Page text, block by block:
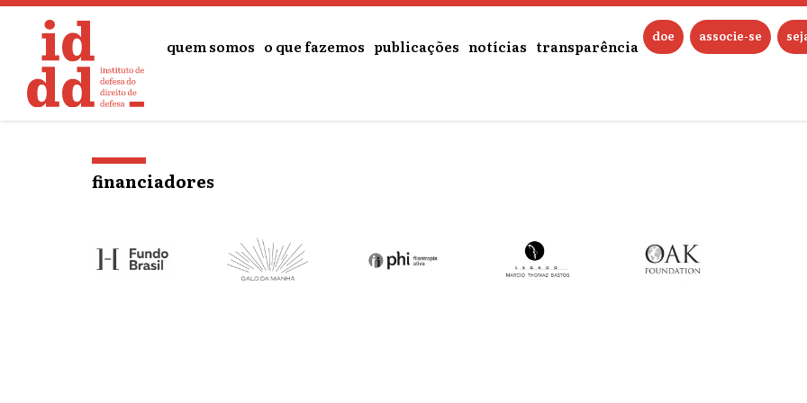
conteúdo
quem somos o que fazemos publicações notícias transparência
doe associe-se
financiadores